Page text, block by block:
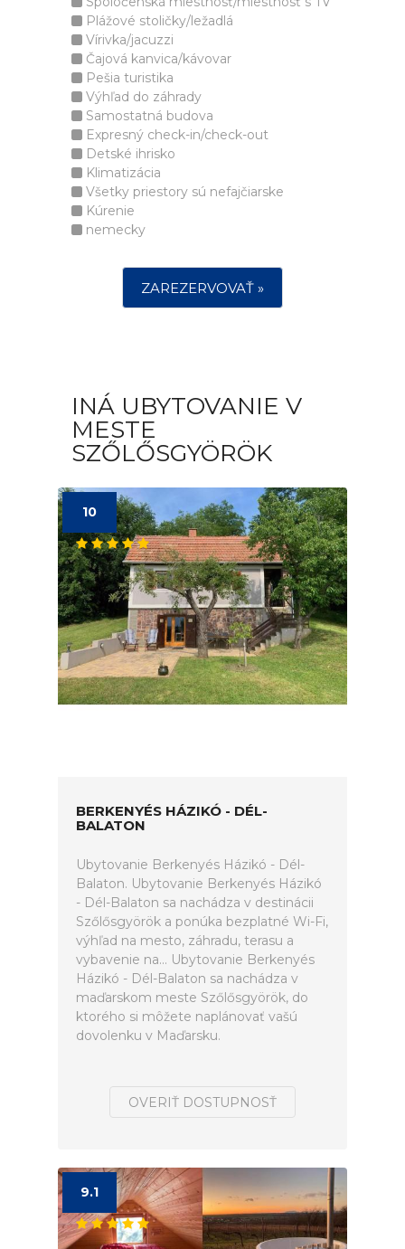
Plážové stoličky/ležadlá
Vírivka/jacuzzi
Čajová kanvica/kávovar
Pešia turistika
Výhľad do záhrady
Samostatná budova
Expresný check-in/check-out
Detské ihrisko
Klimatizácia
Všetky priestory sú nefajčiarske
Kúrenie
nemecky
ZAREZERVOVAŤ »
INÁ UBYTOVANIE V
MESTE
SZŐLŐSGYÖRÖK
10
BERKENYÉS HÁZIKÓ - DÉL-
BALATON
Ubytovanie Berkenyés Házikó - Dél-
Balaton. Ubytovanie Berkenyés Házikó
- Dél-Balaton sa nachádza v destinácii
Szőlősgyörök a ponúka bezplatné Wi-Fi,
výhľad na mesto, záhradu, terasu a
vybavenie na... Ubytovanie Berkenyés
Házikó - Dél-Balaton sa nachádza v
maďarskom meste Szőlősgyörök, do
ktorého si môžete naplánovať vašú
dovolenku v Maďarsku.
OVERIŤ DOSTUPNOSŤ
9.1